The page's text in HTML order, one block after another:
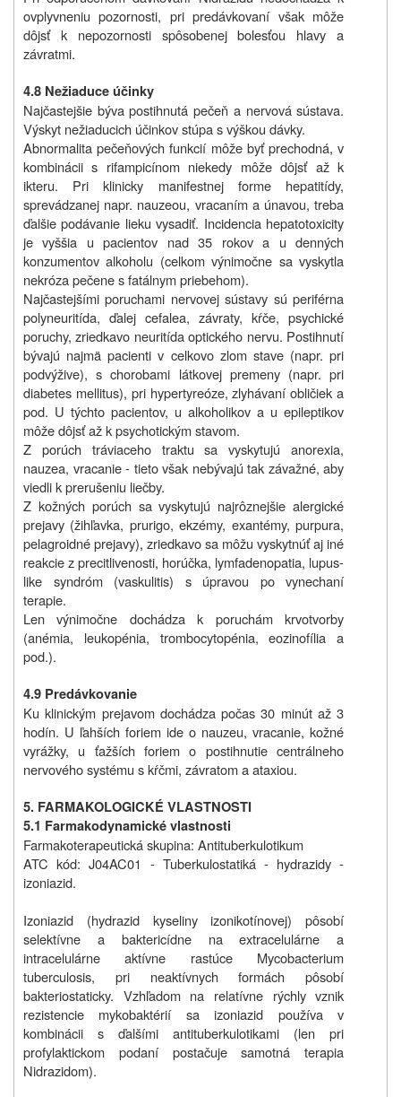
ovplyvneniu pozornosti, pri predávkovaní však môže
dôjsť k nepozornosti spôsobenej bolesťou hlavy a
závratmi.
4.8 Nežiaduce účinky
Najčastejšie býva postihnutá pečeň a nervová sústava.
Výskyt nežiaducich účinkov stúpa s výškou dávky.
Abnormalita pečeňových funkcií môže byť prechodná, v
kombinácii s rifampicínom niekedy môže dôjsť až k
ikteru. Pri klinicky manifestnej forme hepatitídy,
sprevádzanej napr. nauzeou, vracaním a únavou, treba
ďalšie podávanie lieku vysadiť. Incidencia hepatotoxicity
je vyššia u pacientov nad 35 rokov a u denných
konzumentov alkoholu (celkom výnimočne sa vyskytla
nekróza pečene s fatálnym priebehom).
Najčastejšími poruchami nervovej sústavy sú periférna
polyneuritída, ďalej cefalea, závraty, kŕče, psychické
poruchy, zriedkavo neuritída optického nervu. Postihnutí
bývajú najmä pacienti v celkovo zlom stave (napr. pri
podvýžive), s chorobami látkovej premeny (napr. pri
diabetes mellitus), pri hypertyreóze, zlyhávaní obličiek a
pod. U týchto pacientov, u alkoholikov a u epileptikov
môže dôjsť až k psychotickým stavom.
Z porúch tráviaceho traktu sa vyskytujú anorexia,
nauzea, vracanie - tieto však nebývajú tak závažné, aby
viedli k prerušeniu liečby.
Z kožných porúch sa vyskytujú najrôznejšie alergické
prejavy (žihľavka, prurigo, ekzémy, exantémy, purpura,
pelagroidné prejavy), zriedkavo sa môžu vyskytnúť aj iné
reakcie z precitlivenosti, horúčka, lymfadenopatia, lupus-
like syndróm (vaskulitis) s úpravou po vynechaní
terapie.
Len výnimočne dochádza k poruchám krvotvorby
(anémia, leukopénia, trombocytopénia, eozinofília a
pod.).
4.9 Predávkovanie
Ku klinickým prejavom dochádza počas 30 minút až 3
hodín. U ľahších foriem ide o nauzeu, vracanie, kožné
vyrážky, u ťažších foriem o postihnutie centrálneho
nervového systému s kŕčmi, závratom a ataxiou.
5. FARMAKOLOGICKÉ VLASTNOSTI
5.1 Farmakodynamické vlastnosti
Farmakoterapeutická skupina: Antituberkulotikum
ATC kód: J04AC01 - Tuberkulostatiká - hydrazidy -
izoniazid.
Izoniazid (hydrazid kyseliny izonikotínovej) pôsobí
selektívne a baktericídne na extracelulárne a
intracelulárne aktívne rastúce Mycobacterium
tuberculosis, pri neaktívnych formách pôsobí
bakteriostaticky. Vzhľadom na relatívne rýchly vznik
rezistencie mykobaktérií sa izoniazid používa v
kombinácii s ďalšími antituberkulotikami (len pri
profylaktickom podaní postačuje samotná terapia
Nidrazidom).